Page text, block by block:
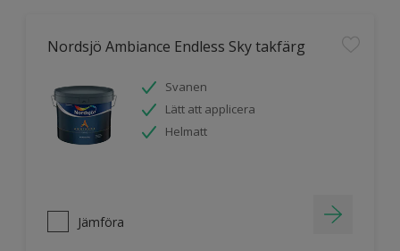
Nordsjö Ambiance Endless Sky takfärg
Svanen
Lätt att applicera
Helmatt
Jämföra